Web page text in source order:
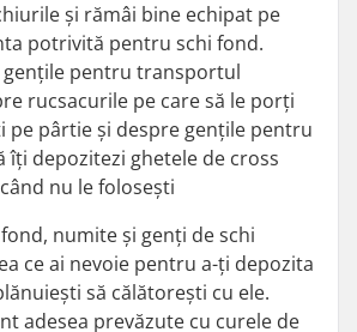
și rămâi bine echipat pe
potrivită pentru schi fond.
pentru transportul
rucsacurile pe care să le porți
pe pârtie și despre gențile pentru
îți depozitezi ghetele de cross
nu le folosești
numite și genți de schi
ce ai nevoie pentru a-ți depozita
să călătorești cu ele.
adesea prevăzute cu curele de